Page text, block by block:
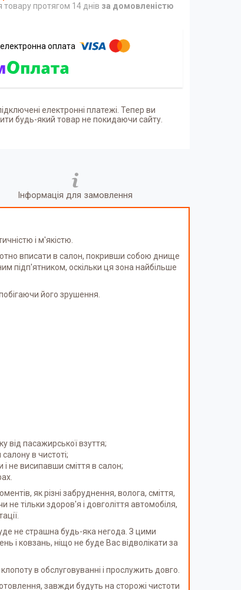
товару протягом 14 днів за домовленістю
електронні платежі. Тепер ви
будь-який товар не покидаючи сайту.
Інформація для замовлення
і м'якістю.
вписати в салон, покривши собою днище
підп'ятником, оскільки ця зона найбільше
його зрушення.
від пасажирської взуття;
в чистоті;
не висипавши сміття в салон;
як різні забруднення, волога, сміття,
тільки здоров'я і довголіття автомобіля,
не страшна будь-яка негода. З цими
ковзань, ніщо не буде Вас відволікати за
в обслуговуванні і прослужить довго.
завжди будуть на сторожі чистоти